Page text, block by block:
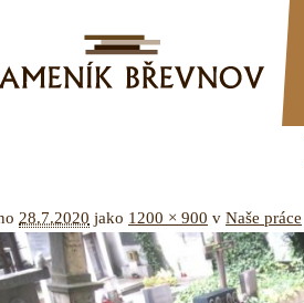
28.7.2020 jako 1200 × 900 v Naše práce